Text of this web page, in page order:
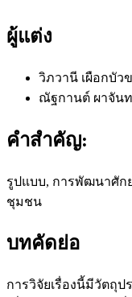
ผู้แต่ง
วิภวานี เผือกบัว
ณัฐกานต์ ผาจัน
คำสำคัญ:
รูปแบบ, การพัฒนาศัก
ชุมชน
บทคัดย่อ
การวิจัยเรื่องนี้มีวัตถุป